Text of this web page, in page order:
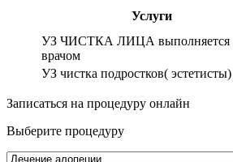
Услуги
УЗ ЧИСТКА ЛИЦА выполняется
врачом
УЗ чистка подростков( эстетисты)
Записаться на процедуру онлайн
Выберите процедуру